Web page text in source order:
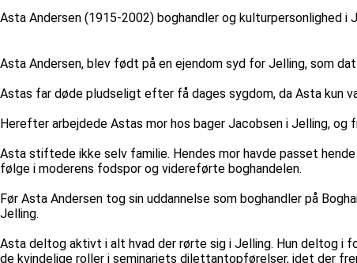
Asta Andersen (1915-2002) boghandler og kulturpersonlighed i
Asta Andersen, blev født på en ejendom syd for Jelling, som
Astas far døde pludseligt efter få dages sygdom, da Asta kun
Herefter arbejdede Astas mor hos bager Jacobsen i Jelling, og
Asta stiftede ikke selv familie. Hendes mor havde passet
følge i moderens fodspor og videreførte boghandelen.
Før Asta Andersen tog sin uddannelse som boghandler på
Jelling.
Asta deltog aktivt i alt hvad der rørte sig i Jelling. Hun deltog i
de kvindelige roller i seminariets dilettantopførelser, idet der